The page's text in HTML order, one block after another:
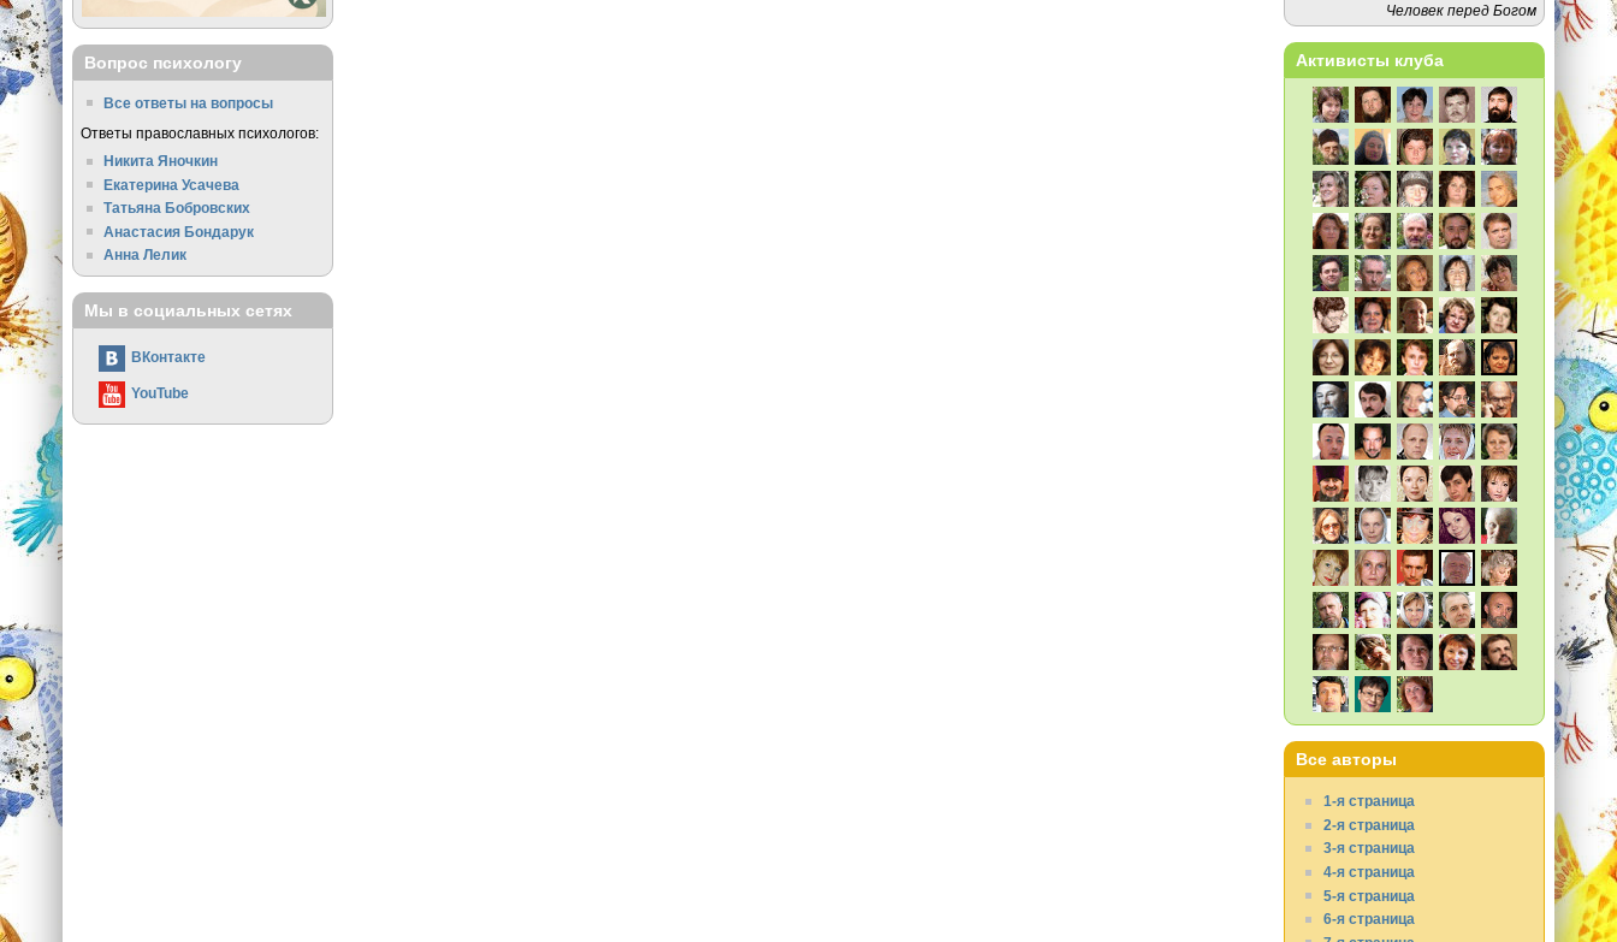
Вопрос психологу
Все ответы на вопросы
Ответы православных психологов:
Никита Яночкин
Екатерина Усачева
Татьяна Бобровских
Анастасия Бондарук
Анна Лелик
Мы в социальных сетях
ВКонтакте
YouTube
Человек перед Богом
Активисты клуба
Все авторы
1-я страница
2-я страница
3-я страница
4-я страница
5-я страница
6-я страница